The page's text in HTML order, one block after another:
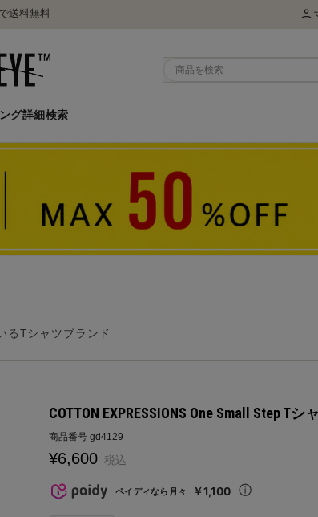
送料無料
グ詳細検索
るTシャツブランド
COTTON EXPRESSIONS One Small Step Tシ
商品番号 gd4129
¥6,600 税込
ペイディなら月々 ￥1,100